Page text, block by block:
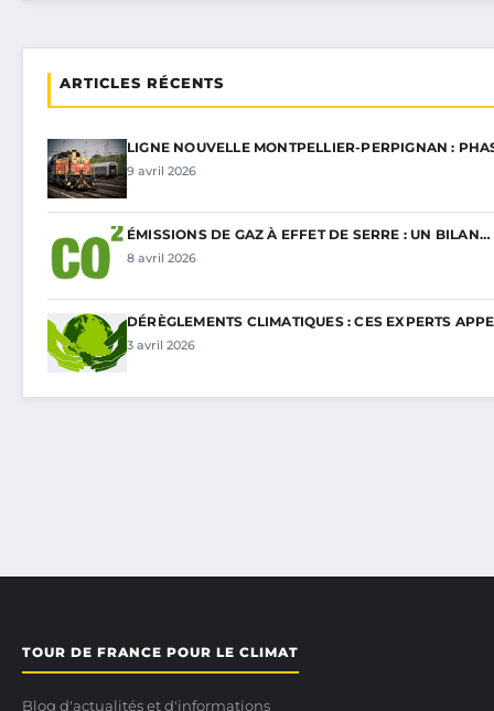
ARTICLES RÉCENTS
LIGNE NOUVELLE MONTPELLIER-PERPIGNAN :
9 avril 2026
ÉMISSIONS DE GAZ À EFFET DE SERRE : UN BILAN…
8 avril 2026
DÉRÈGLEMENTS CLIMATIQUES : CES EXPERTS
3 avril 2026
TOUR DE FRANCE POUR LE CLIMAT
Blog d'actualités et d'informations